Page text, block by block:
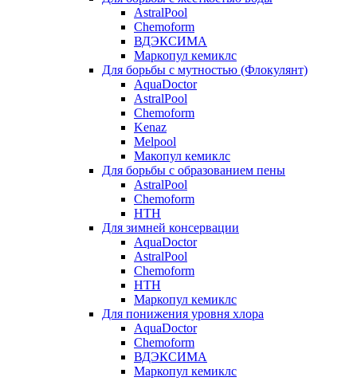
AstralPool
Chemoform
ВДЭКСИМА
Маркопул кемиклс
Для борьбы с мутностью (Флокулянт)
AquaDoctor
AstralPool
Chemoform
Kenaz
Melpool
Макопул кемиклс
Для борьбы с образованием пены
AstralPool
Chemoform
HTH
Для зимней консервации
AquaDoctor
AstralPool
Chemoform
HTH
Маркопул кемиклс
Для понижения уровня хлора
AquaDoctor
Chemoform
ВДЭКСИМА
Маркопул кемиклс